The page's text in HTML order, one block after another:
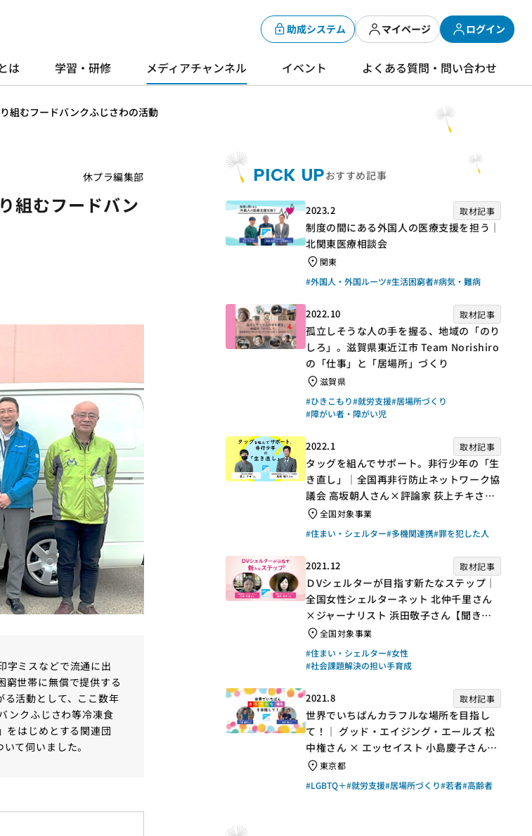
助成システム マイページ ログイン
は 学習・研修 メディアチャンネル イベント よくある質問・問い合わせ
組むフードバンクふじさわの活動
休プラ編集部
組むフードバン
字ミスなどで流通に出
窮世帯に無償で提供する
活動として、ここ数年
ンクふじさわ等冷凍食
をはじめとする関連団
て伺いました。
PICK UPおすすめ記事
2023.2 取材記事
制度の間にある外国人の医療支援を担う｜
北関東医療相談会
関東
#外国人・外国ルーツ#生活困窮者#病気・難病
2022.10 取材記事
孤立しそうな人の手を握る、地域の「のり
しろ」。滋賀県東近江市 Team Norishiro
の「仕事」と「居場所」づくり
滋賀県
#ひきこもり#就労支援#居場所づくり
#障がい者・障がい児
2022.1 取材記事
タッグを組んでサポート。非行少年の「生
き直し」｜全国再非行防止ネットワーク協
議会 高坂朝人さん×評論家 荻上チキさん
【聞き手】
全国対象事業
#住まい・シェルター#多機関連携#罪を犯した人
2021.12 取材記事
ＤVシェルターが目指す新たなステップ｜
全国女性シェルターネット 北仲千里さん
×ジャーナリスト 浜田敬子さん【聞き
手】全国対象事業
#住まい・シェルター#女性
#社会課題解決の担い手育成
2021.8 取材記事
世界でいちばんカラフルな場所を目指し
て！｜ グッド・エイジング・エールズ 松
中権さん × エッセイスト 小島慶子さん
【聞き手】
東京都
#LGBTQ＋#就労支援#居場所づくり#若者#高齢者